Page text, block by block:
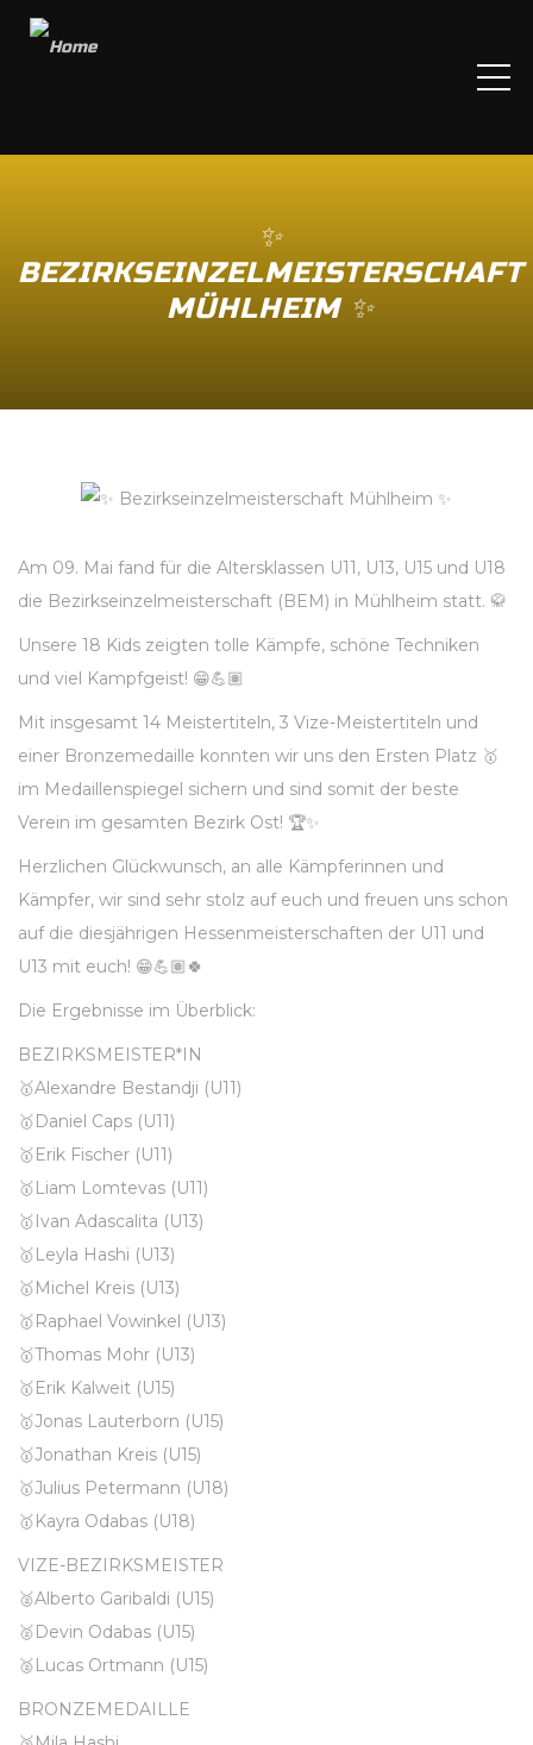
✨️
BEZIRKSEINZELMEISTERSCHAFT
MÜHLHEIM ✨️
Am 09. Mai fand für die Altersklassen U11, U13, U15 und U18
die Bezirkseinzelmeisterschaft (BEM) in Mühlheim statt. 🥋
Unsere 18 Kids zeigten tolle Kämpfe, schöne Techniken
und viel Kampfgeist! 😁💪🏽
Mit insgesamt 14 Meistertiteln, 3 Vize-Meistertiteln und
einer Bronzemedaille konnten wir uns den Ersten Platz 🥇
im Medaillenspiegel sichern und sind somit der beste
Verein im gesamten Bezirk Ost! 🏆✨️
Herzlichen Glückwunsch, an alle Kämpferinnen und
Kämpfer, wir sind sehr stolz auf euch und freuen uns schon
auf die diesjährigen Hessenmeisterschaften der U11 und
U13 mit euch! 😁💪🏽🍀
Die Ergebnisse im Überblick:
BEZIRKSMEISTER*IN
🥇Alexandre Bestandji (U11)
🥇Daniel Caps (U11)
🥇Erik Fischer (U11)
🥇Liam Lomtevas (U11)
🥇Ivan Adascalita (U13)
🥇Leyla Hashi (U13)
🥇Michel Kreis (U13)
🥇Raphael Vowinkel (U13)
🥇Thomas Mohr (U13)
🥇Erik Kalweit (U15)
🥇Jonas Lauterborn (U15)
🥇Jonathan Kreis (U15)
🥇Julius Petermann (U18)
🥇Kayra Odabas (U18)
VIZE-BEZIRKSMEISTER
🥈Alberto Garibaldi (U15)
🥈Devin Odabas (U15)
🥈Lucas Ortmann (U15)
BRONZEMEDAILLE